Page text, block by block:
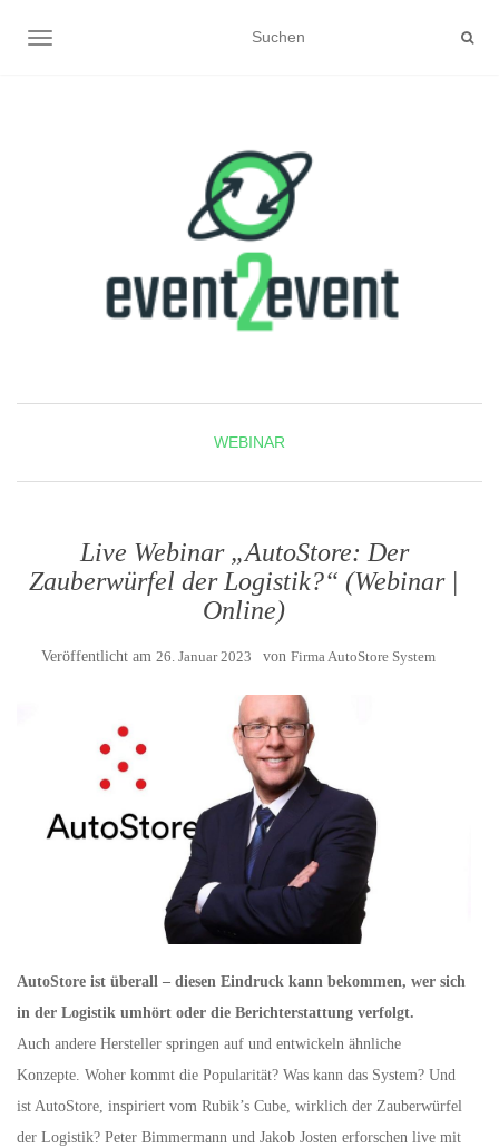
NAVIGATION UMSCHALTEN
WEBINAR
Live Webinar „AutoStore: Der
Zauberwürfel der Logistik?“ (Webinar |
Online)
Veröffentlicht am 26. Januar 2023 von Firma AutoStore System
AutoStore ist überall – diesen Eindruck kann bekommen, wer sich
in der Logistik umhört oder die Berichterstattung verfolgt.
Auch andere Hersteller springen auf und entwickeln ähnliche
Konzepte. Woher kommt die Popularität? Was kann das System? Und
ist AutoStore, inspiriert vom Rubik’s Cube, wirklich der Zauberwürfel
der Logistik? Peter Bimmermann und Jakob Josten erforschen live mit